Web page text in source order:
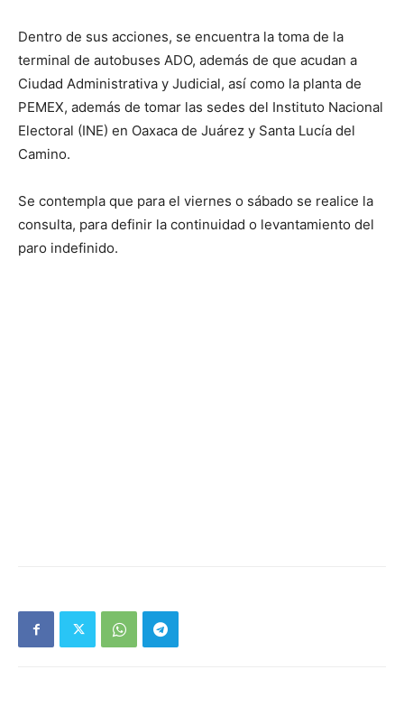
Dentro de sus acciones, se encuentra la toma de la
terminal de autobuses ADO, además de que acudan a
Ciudad Administrativa y Judicial, así como la planta de
PEMEX, además de tomar las sedes del Instituto Nacional
Electoral (INE) en Oaxaca de Juárez y Santa Lucía del
Camino.
Se contempla que para el viernes o sábado se realice la
consulta, para definir la continuidad o levantamiento del
paro indefinido.